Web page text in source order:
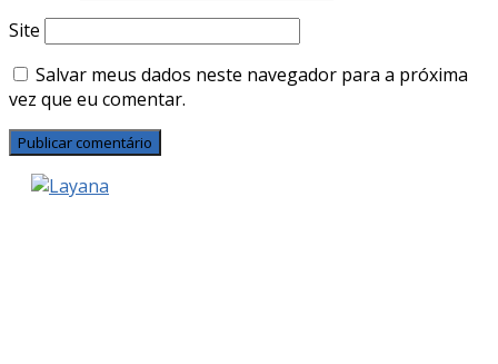
Site
Salvar meus dados neste navegador para a próxima
vez que eu comentar.